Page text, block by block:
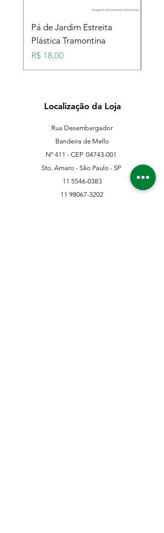
Pá de Jardim Estreita
Plástica Tramontina
Preço
R$ 18,00
Localização da Loja
Rua Desembargador
Bandeira de Mello
Nº 411 - CEP 04743-001
Sto. Amaro - São Paulo - SP
11 5546-0383
11 98067-3202